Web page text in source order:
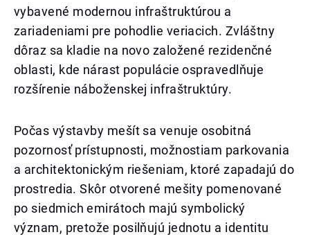
vybavené modernou infraštruktúrou a
zariadeniami pre pohodlie veriacich. Zvláštny
dôraz sa kladie na novo založené rezidenčné
oblasti, kde nárast populácie ospravedlňuje
rozšírenie náboženskej infraštruktúry.
Počas výstavby mešít sa venuje osobitná
pozornosť prístupnosti, možnostiam parkovania
a architektonickým riešeniam, ktoré zapadajú do
prostredia. Skôr otvorené mešity pomenované
po siedmich emirátoch majú symbolický
význam, pretože posilňujú jednotu a identitu